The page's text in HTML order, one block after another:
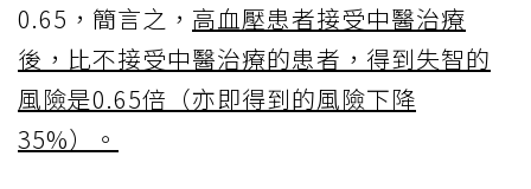
0.65，簡言之， 高血壓患者接受中醫治療
後，比不接受中醫治療的患者，得到失智的
風險是0.65倍（亦即得到的風險下降
35%）。